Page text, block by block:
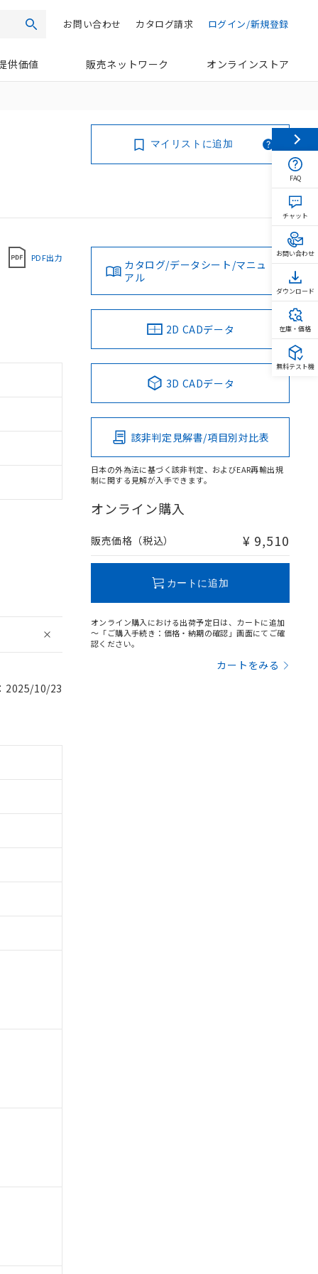
検索 ログイン/新規登録
カタログ請求
お問い合わせ
供価値 販売ネットワーク オンラインストア
マイリストに追加
PDF出力
2025/10/23
カタログ/データシート/マニュ
アル
2D CADデータ
3D CADデータ
該非判定見解書/項目別対比表
日本の外為法に基づく該非判定、およびEAR再輸出規
制に関する見解が入手できます。
オンライン購入
販売価格（税込） ¥ 9,510
カートに追加
オンライン購入における出荷予定日は、カートに追加
～「ご購入手続き：価格・納期の確認」画面にてご確
認ください。
カートをみる
FAQ
チャット
お問い合わせ
ダウンロード
在庫・価格
無料テスト機